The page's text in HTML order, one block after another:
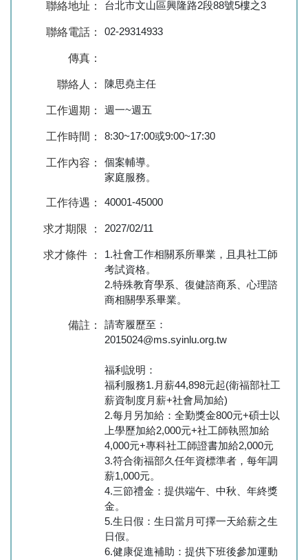
聯絡地址： 台北市文山區興隆路2段88號5樓之3
聯絡電話： 02-29314933
傳真：
聯絡人： 陳思堯主任
工作週期： 週一~週五
工作時間： 8:30~17:00或9:00~17:30
工作內容：
個案輔導。
家庭服務。
工作待遇： 40001-45000
求才期限 ： 2027/02/11
求才條件 ：
1.社會工作相關系所畢業，且具社工師
考試資格。
2.特殊教育學系、復健諮商系、心理諮
商相關學系畢業。
備註：
請寄履歷至：
2015024@ms.syinlu.org.tw
福利說明：
福利服務1.月薪44,898元起(衛福部社工
薪資制度月薪+社會局加給)
2.每月另加給：全勤獎金800元+碩士以
上學歷加給2,000元+社工師執照加給
4,000元+專科社工師證書加給2,000元
3.符合衛福部久任年資標準者，每年調
薪1,000元。
4.三節禮金：提供端午、中秋、年終獎
金。
5.生日假：生日當月可擇一天給薪之生
日假。
6.健康促進補助：提供下班後參加運動